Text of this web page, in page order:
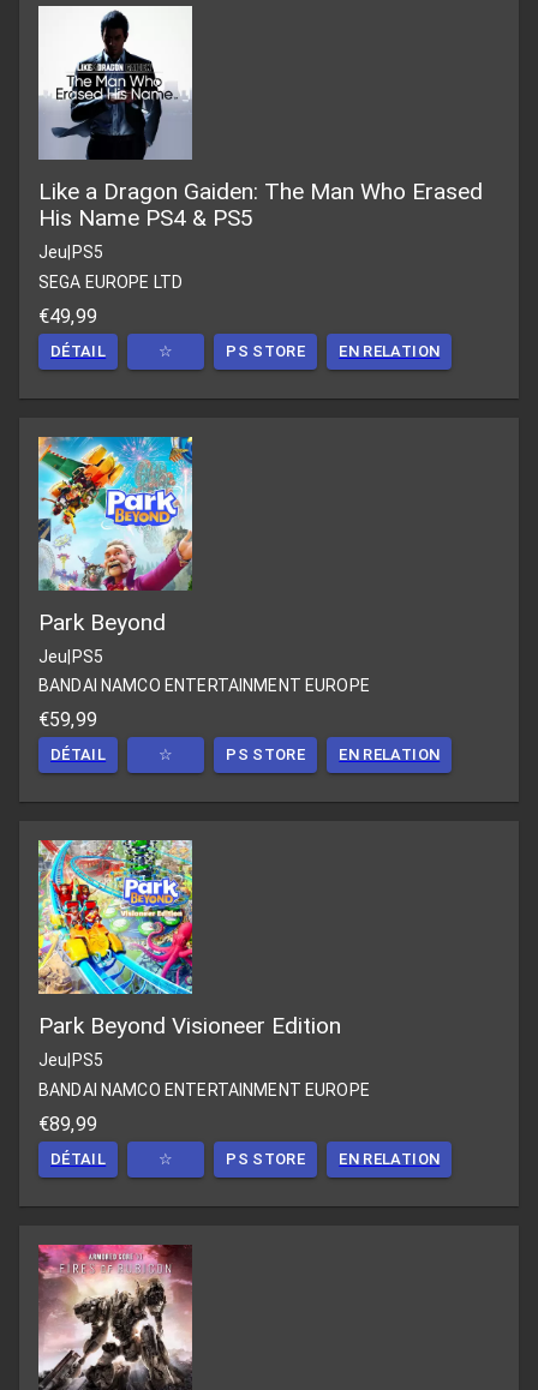
Like a Dragon Gaiden: The Man Who Erased
His Name PS4 & PS5
Jeu PS5
SEGA EUROPE LTD
€49,99
DÉTAIL ☆ PS STORE EN RELATION
Park Beyond
Jeu|PS5
BANDAI NAMCO ENTERTAINMENT EUROPE
€59,99
DÉTAIL ☆ PS STORE EN RELATION
Park Beyond Visioneer Edition
Jeu PS5
BANDAI NAMCO ENTERTAINMENT EUROPE
€89,99
DÉTAIL ☆ PS STORE EN RELATION